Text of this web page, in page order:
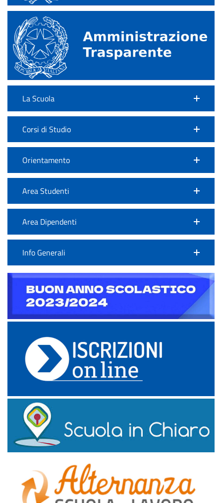
La Scuola
Corsi di Studio
Orientamento
Area Studenti
Area Dipendenti
Info Generali